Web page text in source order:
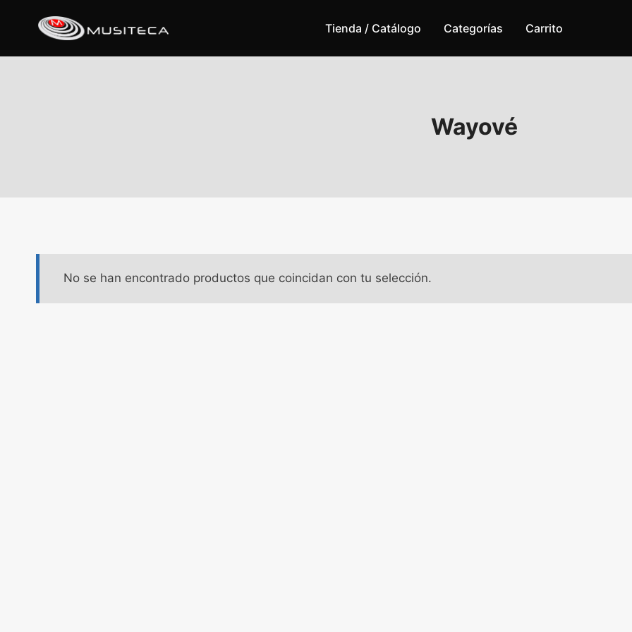
Tienda / Catálogo Categorías Carrito
Wayové
No se han encontrado productos que coincidan con tu selección.